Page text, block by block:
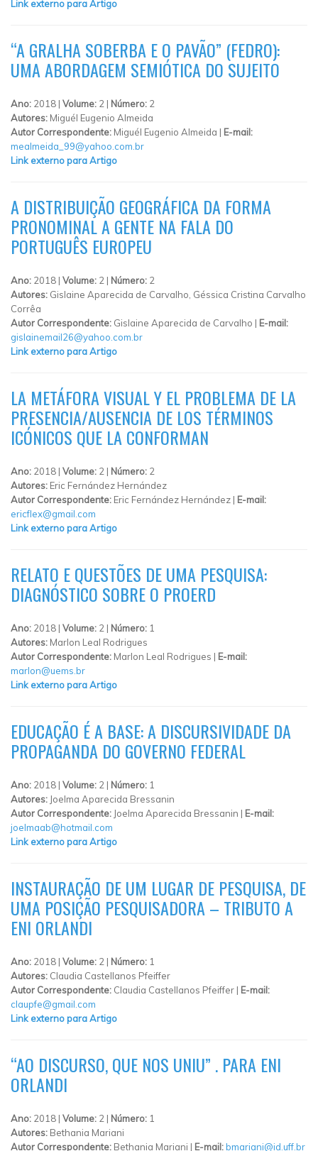
Link externo para Artigo
“A GRALHA SOBERBA E O PAVÃO” (FEDRO):
UMA ABORDAGEM SEMIÓTICA DO SUJEITO
Ano: 2018 | Volume: 2 | Número: 2
Autores: Miguél Eugenio Almeida
Autor Correspondente: Miguél Eugenio Almeida | E-mail:
mealmeida_99@yahoo.com.br
Link externo para Artigo
A DISTRIBUIÇÃO GEOGRÁFICA DA FORMA
PRONOMINAL A GENTE NA FALA DO
PORTUGUÊS EUROPEU
Ano: 2018 | Volume: 2 | Número: 2
Autores: Gislaine Aparecida de Carvalho, Géssica Cristina Carvalho
Corrêa
Autor Correspondente: Gislaine Aparecida de Carvalho | E-mail:
gislainemail26@yahoo.com.br
Link externo para Artigo
LA METÁFORA VISUAL Y EL PROBLEMA DE LA
PRESENCIA/AUSENCIA DE LOS TÉRMINOS
ICÓNICOS QUE LA CONFORMAN
Ano: 2018 | Volume: 2 | Número: 2
Autores: Eric Fernández Hernández
Autor Correspondente: Eric Fernández Hernández | E-mail:
ericflex@gmail.com
Link externo para Artigo
RELATO E QUESTÕES DE UMA PESQUISA:
DIAGNÓSTICO SOBRE O PROERD
Ano: 2018 | Volume: 2 | Número: 1
Autores: Marlon Leal Rodrigues
Autor Correspondente: Marlon Leal Rodrigues | E-mail:
marlon@uems.br
Link externo para Artigo
EDUCAÇÃO É A BASE: A DISCURSIVIDADE DA
PROPAGANDA DO GOVERNO FEDERAL
Ano: 2018 | Volume: 2 | Número: 1
Autores: Joelma Aparecida Bressanin
Autor Correspondente: Joelma Aparecida Bressanin | E-mail:
joelmaab@hotmail.com
Link externo para Artigo
INSTAURAÇÃO DE UM LUGAR DE PESQUISA, DE
UMA POSIÇÃO PESQUISADORA – TRIBUTO A
ENI ORLANDI
Ano: 2018 | Volume: 2 | Número: 1
Autores: Claudia Castellanos Pfeiffer
Autor Correspondente: Claudia Castellanos Pfeiffer | E-mail:
claupfe@gmail.com
Link externo para Artigo
“AO DISCURSO, QUE NOS UNIU” . PARA ENI
ORLANDI
Ano: 2018 | Volume: 2 | Número: 1
Autores: Bethania Mariani
Autor Correspondente: Bethania Mariani | E-mail:bmariani@id.uff.br